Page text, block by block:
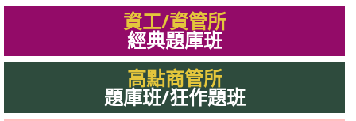
資工/資管所
經典題庫班
高點商管所
題庫班/狂作題班